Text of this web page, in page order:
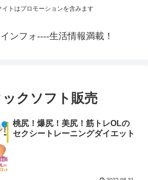
イトはプロモーションを含みます
ンフォ----生活情報満載！
クソフト販売
桃尻！爆尻！美尻！筋トレOLの
セクシートレーニングダイエット